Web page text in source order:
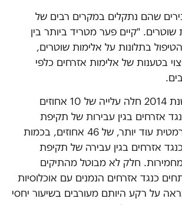
שהם נתקלים במקרים רבים של
שוטרים. "קיים פער מטריד ביותר בין
בתלונות על אלימות שוטרים,
בטענות של אלימות אזרחים כלפי
על פי הדו"ח, "בשנת 2014 חלה עלייה של 10 אחוזים
אזרחים בגין עבירות של תקיפת
שוטרים, ועלייה דרמטית עוד יותר, של 46 אחוזים, בכמות
אזרחים בגין עבירה של תקיפת
חלק לא מבוטל מהתיקים
כנגד אזרחים הנמנים עם אוכלוסיות
על רקע היותם מעורבים בשיעור יחסי